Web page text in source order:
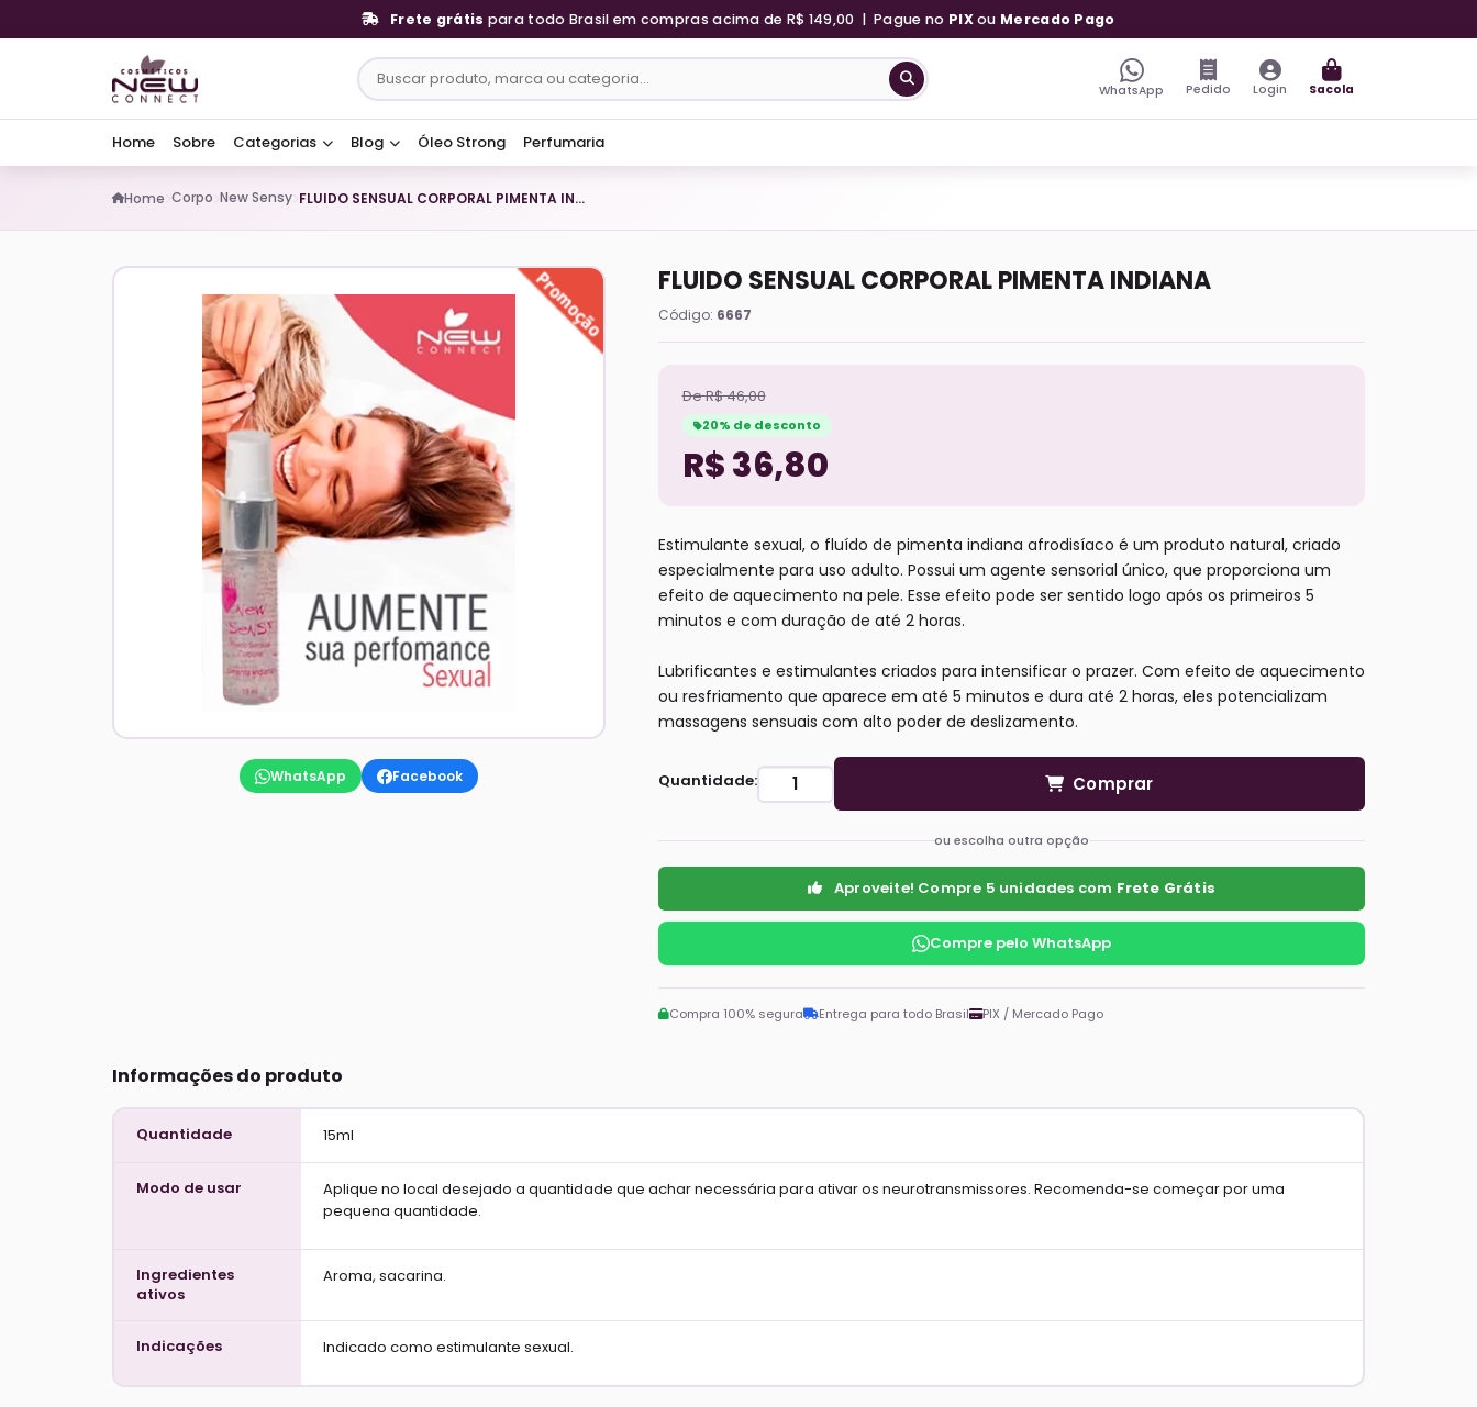
Frete grátis para todo Brasil em compras acima de R$ 149,00 | Pague no PIXou Mercado Pago
WhatsApp Pedido Login Sacola
Home Sobre Categorias Blog Óleo Strong Perfumaria
Home Corpo New Sensy FLUIDO SENSUAL CORPORAL PIMENTA INDIANA
WhatsApp Facebook
FLUIDO SENSUAL CORPORAL PIMENTA INDIANA
Código: 6667
De R$ 46,00
20% de desconto
R$ 36,80
Estimulante sexual, o fluído de pimenta indiana afrodisíaco é um produto natural, criado
especialmente para uso adulto. Possui um agente sensorial único, que proporciona um
efeito de aquecimento na pele. Esse efeito pode ser sentido logo após os primeiros 5
minutos e com duração de até 2 horas.
Lubrificantes e estimulantes criados para intensificar o prazer. Com efeito de aquecimento
ou resfriamento que aparece em até 5 minutos e dura até 2 horas, eles potencializam
massagens sensuais com alto poder de deslizamento.
Quantidade: Comprar
ou escolha outra opção
Aproveite! Compre 5 unidades com Frete Grátis
Compre pelo WhatsApp
Compra 100% segura Entrega para todo Brasil PIX / Mercado Pago
Informações do produto
Quantidade 15ml
Modo de usar
Aplique no local desejado a quantidade que achar necessária para ativar os neurotransmissores. Recomenda-se começar por uma
pequena quantidade.
Ingredientes
ativos
Aroma, sacarina.
Indicações Indicado como estimulante sexual.